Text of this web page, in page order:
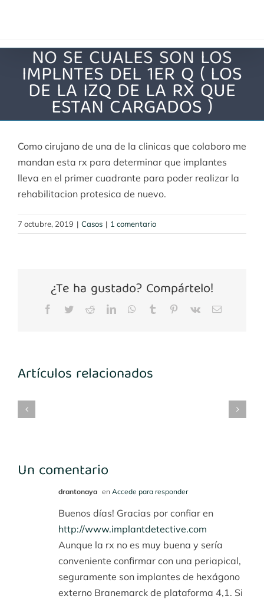
NO SE CUALES SON LOS
IMPLNTES DEL 1ER Q ( LOS
DE LA IZQ DE LA RX QUE
ESTAN CARGADOS )
Como cirujano de una de la clinicas que colaboro me
mandan esta rx para determinar que implantes
lleva en el primer cuadrante para poder realizar la
rehabilitacion protesica de nuevo.
7 octubre, 2019 | Casos | 1 comentario
¿Te ha gustado? Compártelo!
Facebook
TwitterRedditLinkedInWhatsApp
Tumblr Pinterest
Vk
Correo
Artículos relacionados
Implantes
Un comentario
drantonaya en Accede para responder
Buenos días! Gracias por confiar en
http://www.implantdetective.com
Aunque la rx no es muy buena y sería
conveniente confirmar con una periapical,
seguramente son implantes de hexágono
externo Branemarck de plataforma 4,1. Si